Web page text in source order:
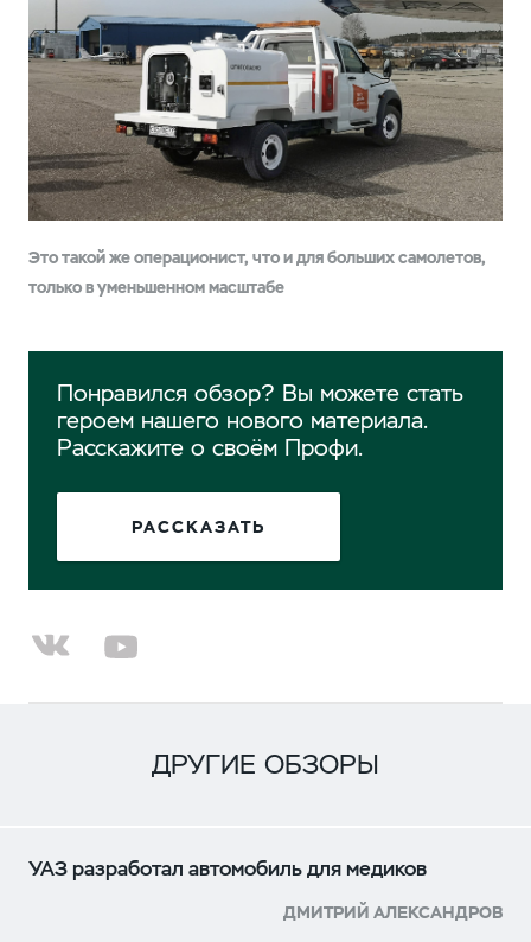
Это такой же операционист, что и для больших самолетов,
только в уменьшенном масштабе
Понравился обзор? Вы можете стать
героем нашего нового материала.
Расскажите о своём Профи.
РАССКАЗАТЬ
ДРУГИЕ ОБЗОРЫ
УАЗ разработал автомобиль для медиков
ДМИТРИЙ АЛЕКСАНДРОВ